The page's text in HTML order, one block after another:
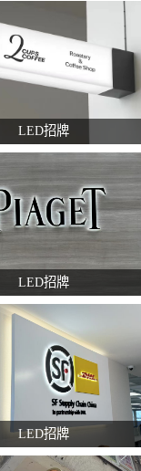
LED招牌
LED招牌
LED招牌